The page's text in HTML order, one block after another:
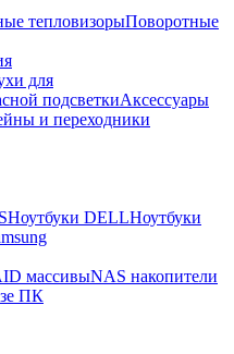
тепловизорыПоворотные
для
подсветкиАксессуары
и переходники
Ноутбуки DELLНоутбуки
массивыNAS накопители
ПК